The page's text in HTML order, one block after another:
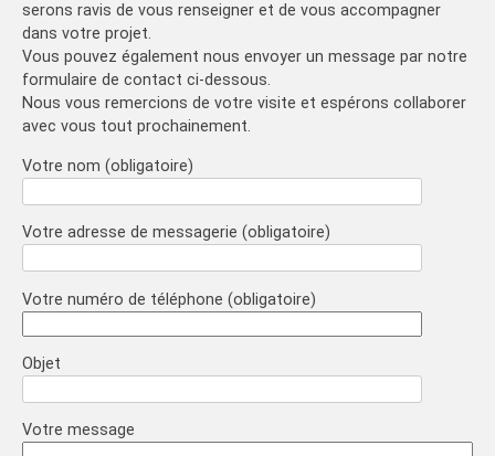
serons ravis de vous renseigner et de vous accompagner
dans votre projet.
Vous pouvez également nous envoyer un message par notre
formulaire de contact ci-dessous.
Nous vous remercions de votre visite et espérons collaborer
avec vous tout prochainement.
Votre nom (obligatoire)
Votre adresse de messagerie (obligatoire)
Votre numéro de téléphone (obligatoire)
Objet
Votre message